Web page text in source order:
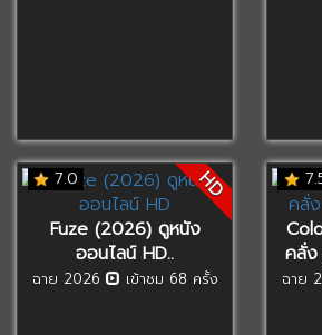
7.0 HD
Fuze (2026) ดูหนัง
ออนไลน์ HD..
ฉาย 2026 เข้าชม 68 ครั้ง
คลั่ง
ฉาย